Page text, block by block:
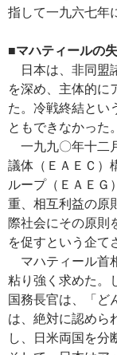
指して一九六七年
■マハティールの
日本は、非同盟
を深め、主体的に
た。冷戦終結とい
ともできなかった。
一九九〇年十二
議体（ＥＡＥＣ）
ループ（ＥＡＥＧ
重、相互利益の原
際社会にその原則
を促すという企て
マハティール首
粘り強く求めた。
国務長官は、「ど
は、絶対に認めら
し、日米両国を分